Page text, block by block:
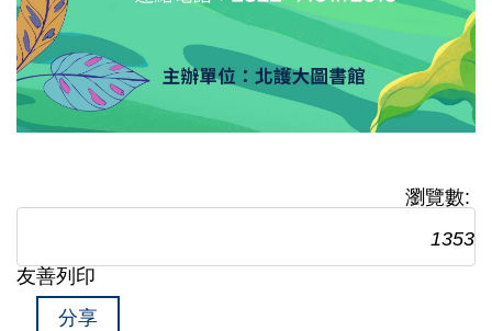
瀏覽數:
1353
友善列印
分享